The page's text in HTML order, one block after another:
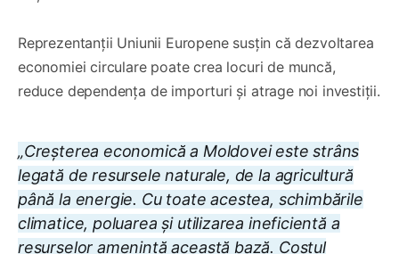
Reprezentanții Uniunii Europene susțin că dezvoltarea
economiei circulare poate crea locuri de muncă,
reduce dependența de importuri și atrage noi investiții.
„Creșterea economică a Moldovei este strâns
legată de resursele naturale, de la agricultură
până la energie. Cu toate acestea, schimbările
climatice, poluarea și utilizarea ineficientă a
resurselor amenință această bază. Costul